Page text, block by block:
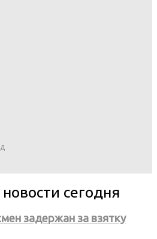
сегодня
задержан за взятку